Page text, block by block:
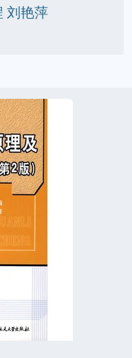
刘艳萍